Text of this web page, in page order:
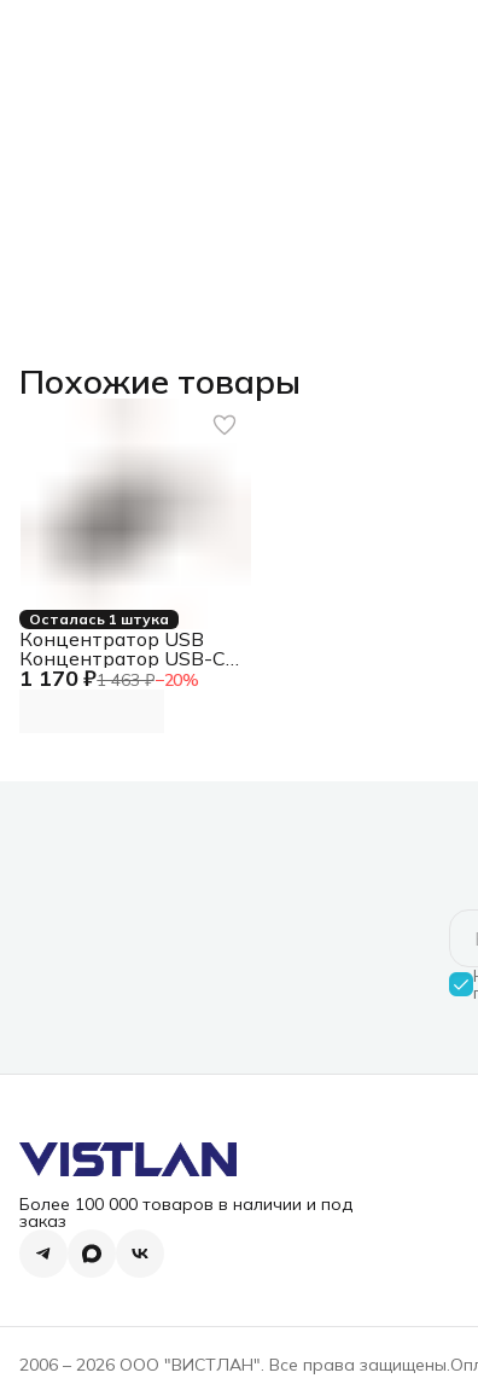
Похожие товары
Осталась 1 штука
1 170 ₽1 463 ₽−20%
Концентратор USB
Концентратор USB-C,
2xUSB 3.0, 2xUSB-C
Более 100 000 товаров в наличии и под
заказ
2006 – 2026 ООО "ВИСТЛАН". Все права защищены.